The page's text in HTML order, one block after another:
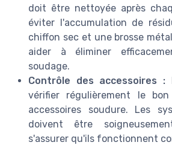
doit être nettoyée après
éviter l'accumulation de
chiffon sec et une brosse
aider à éliminer
soudage.
Contrôle des accessoires :
vérifier régulièrement le
accessoires soudure. Les
doivent être
s'assurer qu'ils fonctionnent